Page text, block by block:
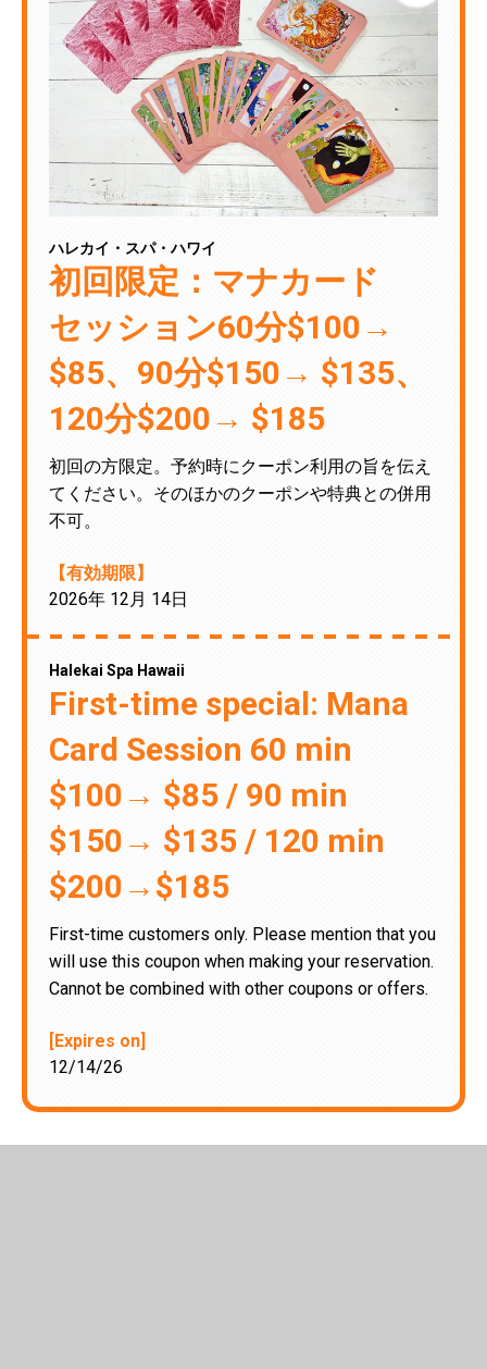
ハレカイ・スパ・ハワイ
初回限定：マナカード
セッション60分$100→
$85、90分$150→ $135、
120分$200→ $185
初回の方限定。予約時にクーポン利用の旨を伝え
てください。そのほかのクーポンや特典との併用
不可。
【有効期限】
2026年 12月 14日
Halekai Spa Hawaii
First-time special: Mana
Card Session 60 min
$100→ $85 / 90 min
$150→ $135 / 120 min
$200→$185
First-time customers only. Please mention that you
will use this coupon when making your reservation.
Cannot be combined with other coupons or offers.
[Expires on]
12/14/26